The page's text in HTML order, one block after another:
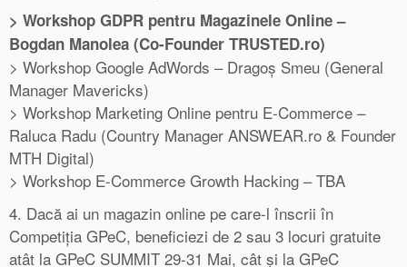
> Workshop GDPR pentru Magazinele Online –
Bogdan Manolea (Co-Founder TRUSTED.ro)
> Workshop Google AdWords – Dragoș Smeu (General
Manager Mavericks)
> Workshop Marketing Online pentru E-Commerce –
Raluca Radu (Country Manager ANSWEAR.ro & Founder
MTH Digital)
> Workshop E-Commerce Growth Hacking – TBA
4. Dacă ai un magazin online pe care-l înscrii în
Competiția GPeC, beneficiezi de 2 sau 3 locuri gratuite
atât la GPeC SUMMIT 29-31 Mai, cât și la GPeC